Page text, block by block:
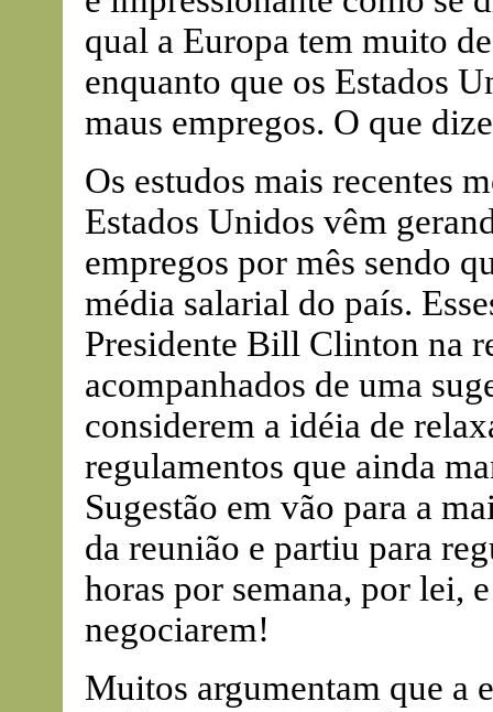
qual a Europa tem muito
enquanto que os Estados
maus empregos. O que
Os estudos mais recentes
Estados Unidos vêm
empregos por mês sendo
média salarial do país.
Presidente Bill Clinton na
acompanhados de uma
considerem a idéia de
regulamentos que ainda
Sugestão em vão para a
da reunião e partiu para
horas por semana, por lei,
negociarem!
Muitos argumentam que a